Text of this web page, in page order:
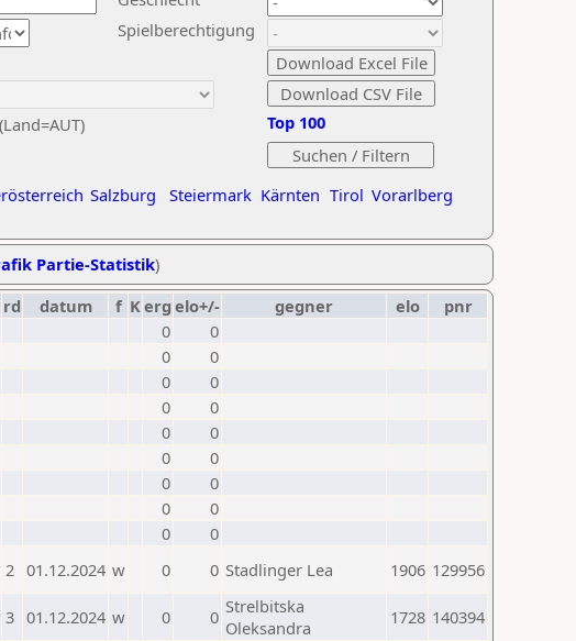
Spielberechtigung
Salzburg Steiermark Kärnten Tirol Vorarlberg
Top 100
Partie-Statistik)
rd datum f Kerg elo+/- gegner elo
pnr
0
0
0
0
0
0
0
0
0
0
0
0
0
0
0
0
0
0
2 01.12.2024 w 0 0 Stadlinger Lea 1906 129956
3 01.12.2024 w 0 0 Strelbitska
Oleksandra
1728 140394